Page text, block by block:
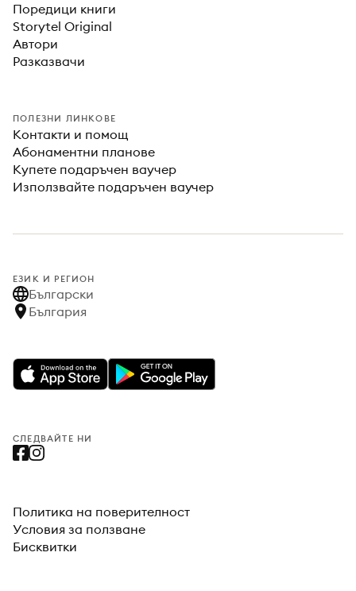
Поредици книги
Storytel Original
Автори
Разказвачи
ПОЛЕЗНИ ЛИНКОВЕ
Контакти и помощ
Абонаментни планове
Купете подаръчен ваучер
Използвайте подаръчен ваучер
ЕЗИК И РЕГИОН
Български
България
СЛЕДВАЙТЕ НИ
Политика на поверителност
Условия за ползване
Бисквитки